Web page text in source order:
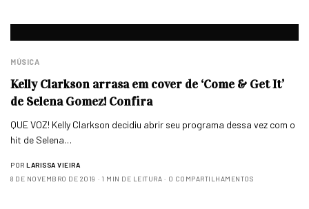
MÚSICA
Kelly Clarkson arrasa em cover de ‘Come & Get It’
de Selena Gomez! Confira
QUE VOZ! Kelly Clarkson decidiu abrir seu programa dessa vez com o
hit de Selena…
POR LARISSA VIEIRA
8 DE NOVEMBRO DE 2019
1 MIN DE LEITURA 0 COMPARTILHAMENTOS